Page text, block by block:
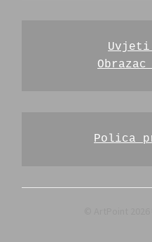
Uvjeti
Polica